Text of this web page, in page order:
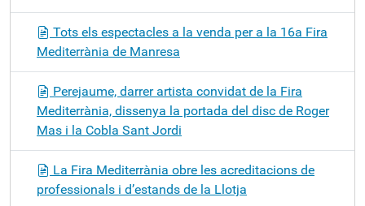
Tots els espectacles a la venda per a la 16a Fira
Mediterrània de Manresa
Perejaume, darrer artista convidat de la Fira
Mediterrània, dissenya la portada del disc de Roger
Mas i la Cobla Sant Jordi
La Fira Mediterrània obre les acreditacions de
professionals i d’estands de la Llotja